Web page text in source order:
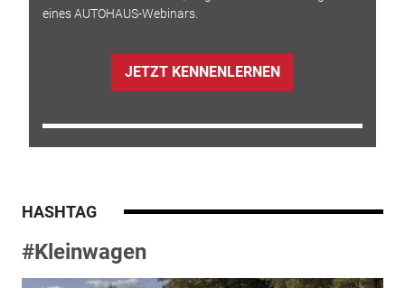
eines AUTOHAUS-Webinars.
JETZT KENNENLERNEN
HASHTAG
#Kleinwagen